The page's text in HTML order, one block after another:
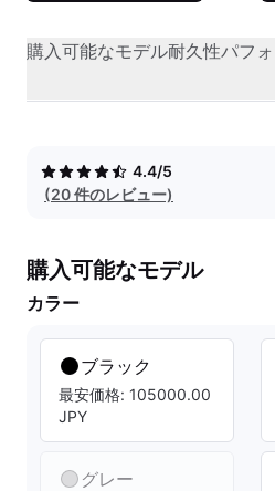
購入可能なモデル耐久性パフ
4.4/5
(20 件のレビュー)
購入可能なモデル
カラー
ブラック
最安価格: 105000.00
JPY
グレー